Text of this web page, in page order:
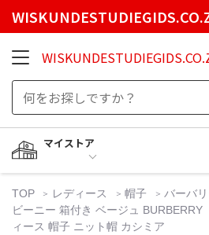
マイストア
TOP レディース 帽子
バーバ
ビーニー 箱付き ベージュ
ィース 帽子 ニット帽 カシミア